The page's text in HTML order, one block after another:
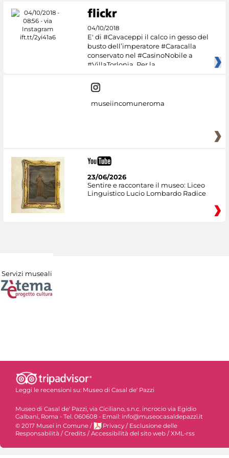
04/10/2018
E' di #Cavaceppi il calco in gesso del
busto dell’imperatore #Caracalla
conservato nel #CasinoNobile a
#VillaTorlonia. Per la
museiincomuneroma
23/06/2026
Sentire e raccontare il museo: Liceo
Linguistico Lucio Lombardo Radice
Servizi museali
Leggi le recensioni su: Museo di Casal de' Pazzi
Museo di Casal de' Pazzi, via Ciciliano, s.n.c. incrocio via Egidio
Galbani, Roma - Tel. 060608 - Email: info@museocasaldepazzi.it
© 2017 Musei in Comune / Privacy / Esclusione delle
Responsabilità /Credits /Accessibilità del sito web /XML-rss